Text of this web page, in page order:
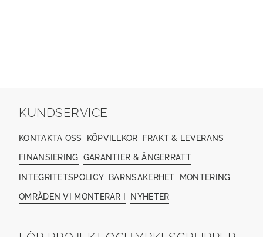
KUNDSERVICE
KONTAKTA OSS KÖPVILLKOR FRAKT & LEVERANS
FINANSIERING GARANTIER & ÅNGERRÄTT
INTEGRITETSPOLICY BARNSÄKERHET MONTERING
OMRÅDEN VI MONTERAR I NYHETER